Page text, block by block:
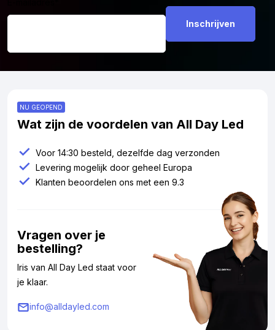
NU GEOPEND
Wat zijn de voordelen van All Day Led
Voor 14:30 besteld, dezelfde dag verzonden
Levering mogelijk door geheel Europa
Klanten beoordelen ons met een 9.3
Vragen over je
bestelling?
Iris van All Day Led staat voor
je klaar.
info@alldayled.com